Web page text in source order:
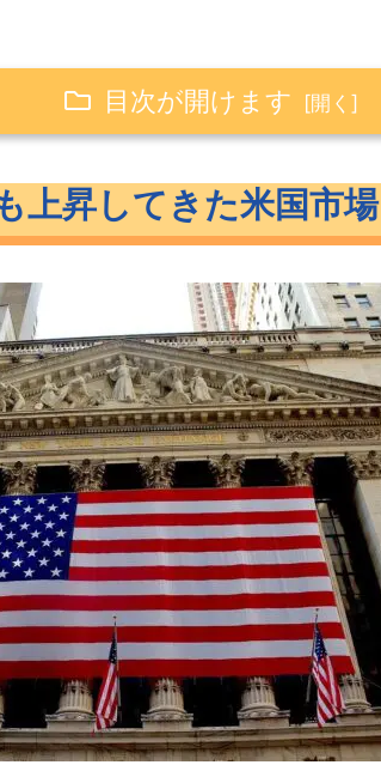
目次が開けます
上昇をはじめた米国市場
ニフィセント7へ
の復活
げへ
ートへ
制度
期限に
万円に拡張
万円の投資が可能に
める競争ではない
上昇してきた米国市場